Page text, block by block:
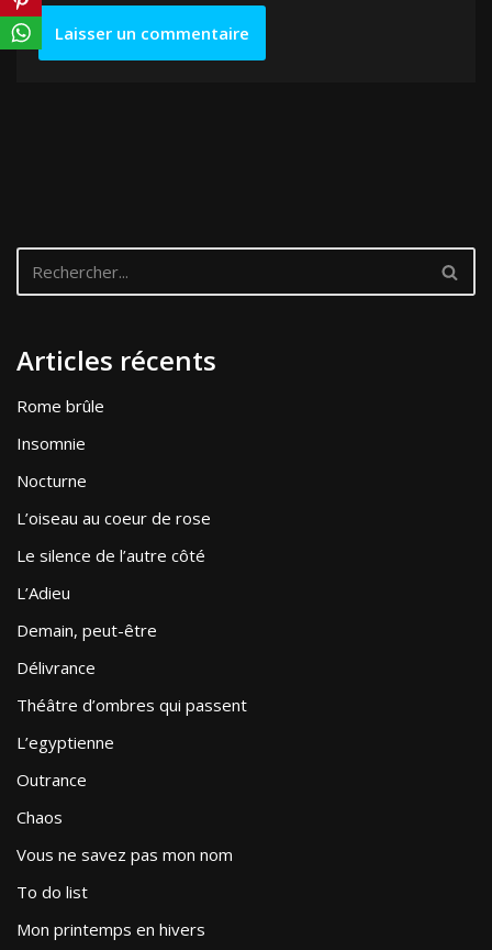
Articles récents
Rome brûle
Insomnie
Nocturne
L’oiseau au coeur de rose
Le silence de l’autre côté
L’Adieu
Demain, peut-être
Délivrance
Théâtre d’ombres qui passent
L’egyptienne
Outrance
Chaos
Vous ne savez pas mon nom
To do list
Mon printemps en hivers